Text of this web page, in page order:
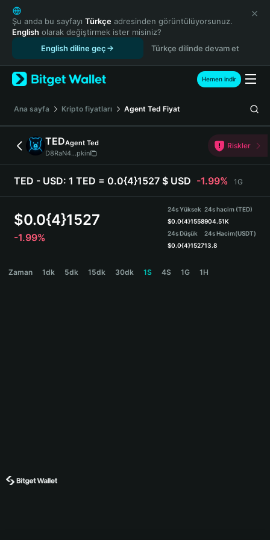
English
日本語
Tiếng Việt
Español (Latinoamérica)
Türkçe
Français
Deutsch
简体中文
繁體中文
Português (Portugal)
Bahasa Indonesia
ภาษาไทย
Español
Español (Argentina)
Şu anda bu sayfayı Türkçe adresinden görüntülüyorsunuz.
English olarak değiştirmek ister misiniz?
English diline geç
Türkçe dilinde devam et
Hemen indir
Ana sayfa Kripto fiyatları Agent Ted Fiyat
TEDAgent Ted
D8RaN4...pkin
Riskler
TED - USD: 1 TED = 0.0{4}1527 $ USD -1.99% 1G
$0.0{4}1527
-1.99%
24s Yüksek
$0.0{4}1558
24s Düşük
$0.0{4}1527
24s hacim (TED)
904.51K
24s Hacim(USDT)
13.8
Zaman 1dk 5dk 15dk 30dk 1S 4S 1G 1H